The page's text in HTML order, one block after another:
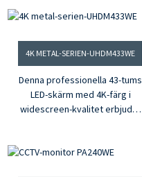
4K METAL-SERIEN-UHDM433WE
Denna professionella 43-tums
LED-skärm med 4K-färg i
widescreen-kvalitet erbjuder
Denna skärm ger extremt hög